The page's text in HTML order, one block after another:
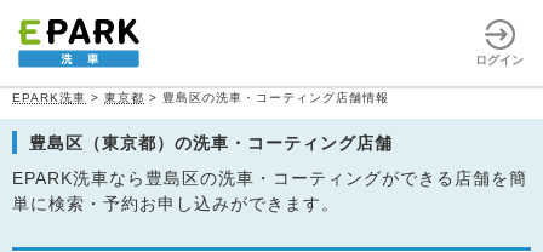
ログイン
EPARK洗車 > 東京都 > 豊島区の洗車・コーティング店舗情報
豊島区（東京都）の洗車・コーティング店舗
EPARK洗車なら豊島区の洗車・コーティングができる店舗を簡
単に検索・予約お申し込みができます。